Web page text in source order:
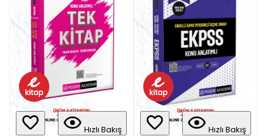
Hızlı Bakış
Hızlı Bakış